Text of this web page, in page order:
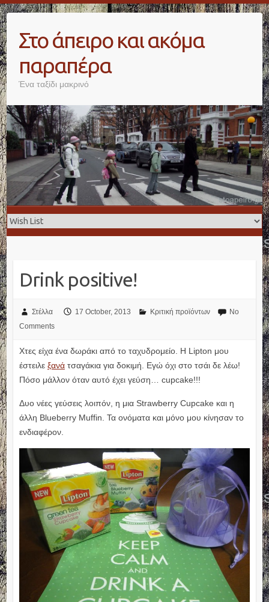
Skip
to
contentΣτο άπειρο και ακόμα
παραπέρα
Ένα ταξίδι μακρινό
Drink positive!
Στέλλα 17 October, 2013 Κριτική προϊόντων
No
Comments
Χτες είχα ένα δωράκι από το ταχυδρομείο. Η Lipton μου
έστειλε ξανάτσαγάκια για δοκιμή. Εγώ όχι στο τσάι δε λέω!
Πόσο μάλλον όταν αυτό έχει γεύση… cupcake!!!
Δυο νέες γεύσεις λοιπόν, η μια Strawberry Cupcake και η
άλλη Blueberry Muffin. Τα ονόματα και μόνο μου κίνησαν το
ενδιαφέρον.